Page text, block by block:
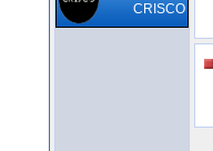
CRISCO